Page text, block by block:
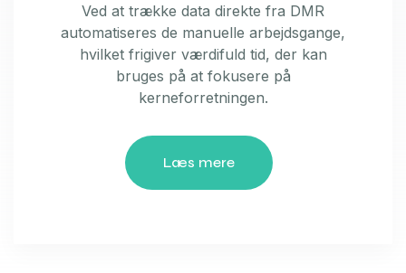
Ved at trække data direkte fra DMR
automatiseres de manuelle arbejdsgange,
hvilket frigiver værdifuld tid, der kan
bruges på at fokusere på
kerneforretningen.
Læs mere